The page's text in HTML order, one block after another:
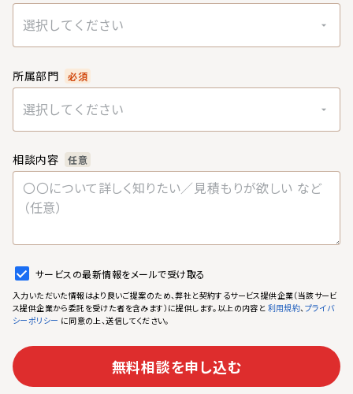
選択してください
所属部門 必須
選択してください
相談内容 任意
サービスの最新情報をメールで受け取る
入力いただいた情報はより良いご提案のため、弊社と契約するサービス提供企業（当該サービ
ス提供企業から委託を受けた者を含みます）に提供します。以上の内容と 利用規約、プライバ
シーポリシー に同意の上、送信してください。
無料相談を申し込む